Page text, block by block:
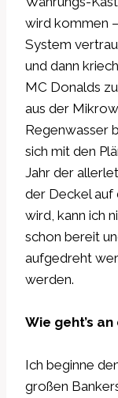
wird kommen
System
und dann
MC Donalds
aus der
Regenwasser
sich mit den
Jahr der
der Deckel
wird, kann ich
schon bereit
aufgedreht
werden.
Wie geht’s
Ich beginne
großen